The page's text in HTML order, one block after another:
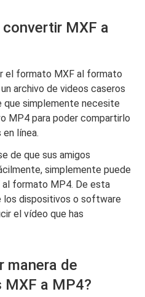
MXF a
el formato MXF al formato
archivo de videos caseros
que simplemente necesite
MP4 para poder compartirlo
línea.
de que sus amigos
simplemente puede
formato MP4. De esta
los dispositivos o software
el vídeo que has
manera de
a MP4?